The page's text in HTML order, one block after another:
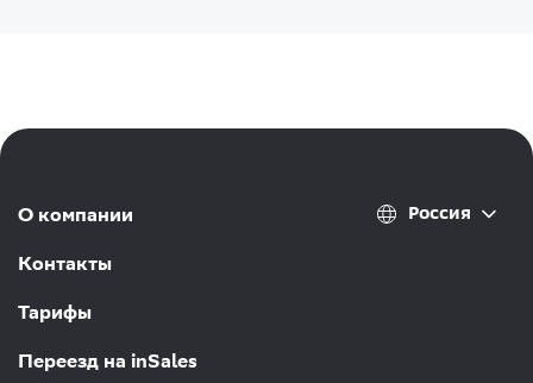
О компании
Контакты
Тарифы
Переезд на inSales
Россия